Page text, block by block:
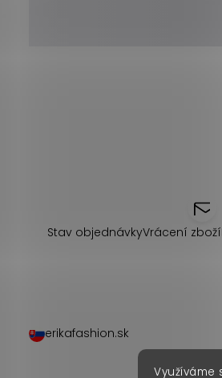
Využíváme
Stav objednávkyVrácení zboží
erikafashion.sk